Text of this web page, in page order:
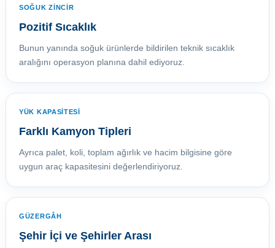
SOĞUK ZİNCİR
Pozitif Sıcaklık
Bunun yanında soğuk ürünlerde bildirilen teknik sıcaklık
aralığını operasyon planına dahil ediyoruz.
YÜK KAPASİTESİ
Farklı Kamyon Tipleri
Ayrıca palet, koli, toplam ağırlık ve hacim bilgisine göre
uygun araç kapasitesini değerlendiriyoruz.
GÜZERGÂH
Şehir İçi ve Şehirler Arası